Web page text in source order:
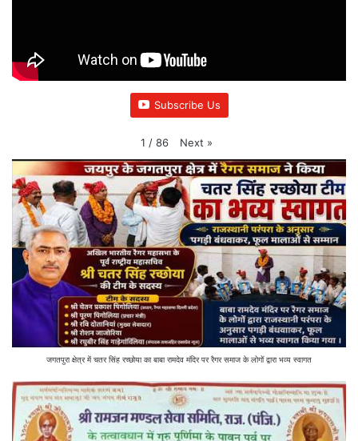
Subscribe Us
1 / 86 Next »
जगतपुरा क्षेत्र में चतर सिंह रच्छोया का बाबा रामदेव मंदिर पर रैगर समाज के लोगों द्वारा भव्य स्वागत